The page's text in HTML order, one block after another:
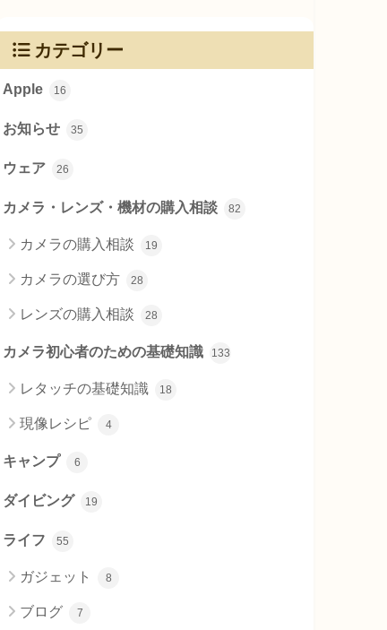
カテゴリー
Apple 16
お知らせ 35
ウェア 26
カメラ・レンズ・機材の購入相談 82
カメラの購入相談 19
カメラの選び方 28
レンズの購入相談 28
カメラ初心者のための基礎知識 133
レタッチの基礎知識 18
現像レシピ 4
キャンプ 6
ダイビング 19
ライフ 55
ガジェット 8
ブログ 7